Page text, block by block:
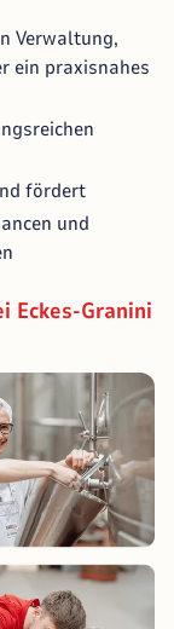
Verwaltung,
ein praxisnahes
fördert
und
Eckes-Granini